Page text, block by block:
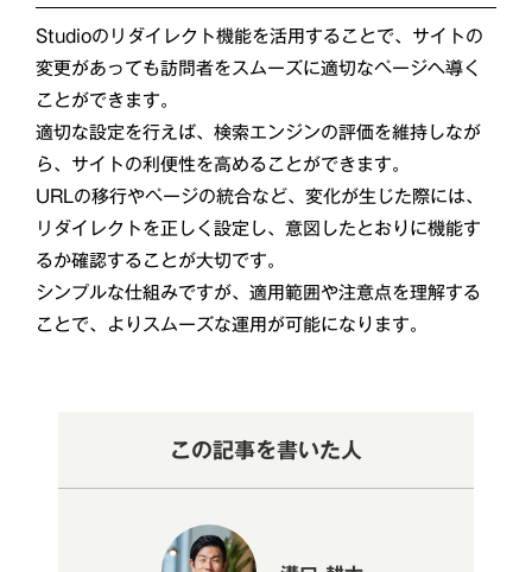
Studioのリダイレクト機能を活用することで、サイトの
変更があっても訪問者をスムーズに適切なページへ導く
ことができます。
適切な設定を行えば、検索エンジンの評価を維持しなが
ら、サイトの利便性を高めることができます。
URLの移行やページの統合など、変化が生じた際には、
リダイレクトを正しく設定し、意図したとおりに機能す
るか確認することが大切です。
シンプルな仕組みですが、適用範囲や注意点を理解する
ことで、よりスムーズな運用が可能になります。
この記事を書いた人